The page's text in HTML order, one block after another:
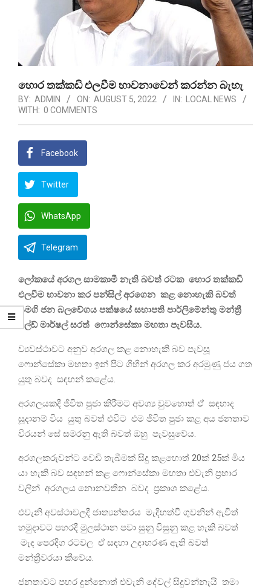
හොර තක්කඩි එලවීම භාවනාවෙන් කරන්න බැහැ
BY: ADMIN ON: AUGUST 5, 2022 IN: LOCAL NEWS
WITH: 0 COMMENTS
Facebook
Twitter
WhatsApp
Telegram
ලෝකයේ අරගල සාමකාමී නැති බවත් රටක හොර තක්කඩි
එලවීම භාවනා කර පන්සිල් අරගෙන කළ නොහැකි බවත්
සමගි ජන බලවේගය පක්ෂයේ සභාපති පාර්ලිමේන්තු මන්ත්‍රී
ෆීල්ඩ් මාර්ෂල් සරත් ෆොන්සේකා මහතා පැවසීය.
ව්‍යවස්ථාවට අනුව අරගල කළ නොහැකි බව පැවසූ
ෆොන්සේකා මහතා ඉන් පිට ගිහින් අරගල කර අරමුණු ජය ගත
යුතු බවද සඳහන් කළේය.
අරගලයකදී ජිවිත පුජා කිරීමට අවශ්‍ය වුවහොත් ඒ සඳහාද
සූදානම් විය යුතු බවත් එවිට එම ජිවිත පුජා කළ අය ජනතාව
වීරයන් සේ සමරනු ඇති බවත් ඔහු පැවසුවේය.
අරගලකරුවන්ට වෙඩි තැබීමක් සිදු කළහොත් 20ක් 25ක් මිය
යා හැකි බව සඳහන් කළ ෆොන්සේකා මහතා එවැනි ප්‍රහාර
වලින් අරගලය නොනවතින බවද ප්‍රකාශ කළේය.
එවැනි අවස්ථාවලදී ජාත්‍යන්තරය මැදිහත්වී ගුවනින් ඇවිත්
හමුදාවට පහරදී මුලස්ථාන පවා සුනු විසුනු කළ හැකි බවත්
මැද පෙරදිග රටවල ඒ සඳහා උදාහරණ ඇති බවත්
මන්ත්‍රීවරයා කීවේය.
ජනතාවට පහර දුන්නොත් එවැනි දේවල් සිදුවන්නැයි තමා